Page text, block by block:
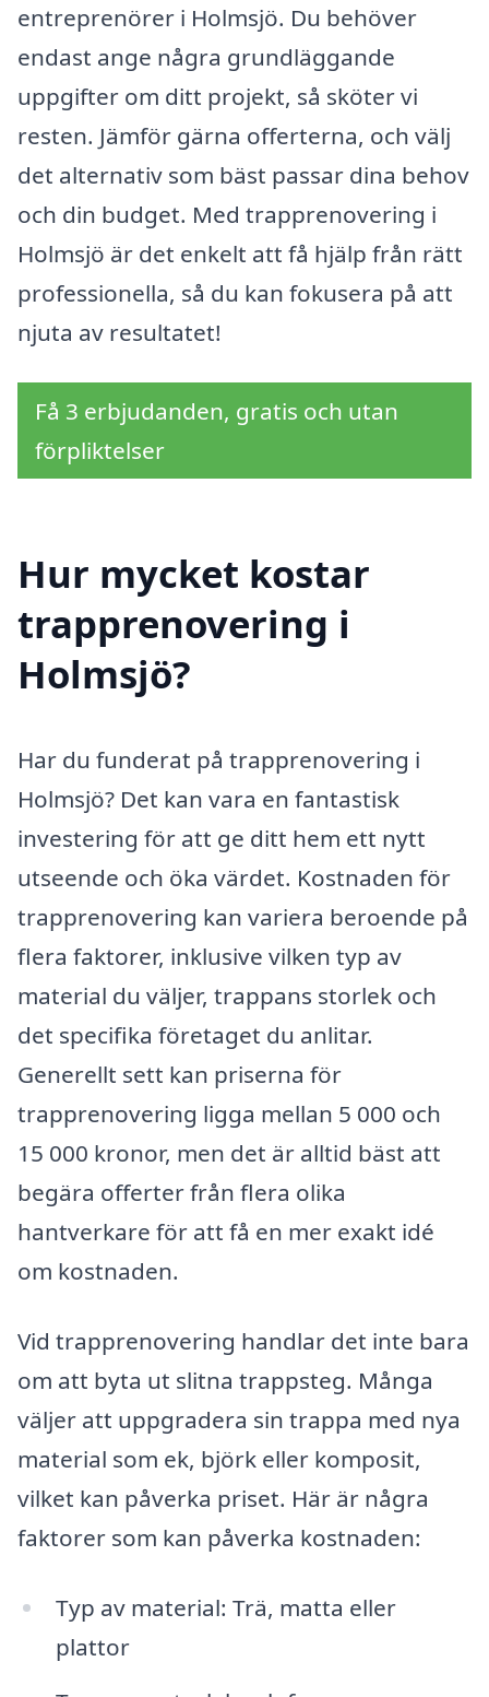
entreprenörer i Holmsjö. Du behöver
endast ange några grundläggande
uppgifter om ditt projekt, så sköter vi
resten. Jämför gärna offerterna, och välj
det alternativ som bäst passar dina behov
och din budget. Med trapprenovering i
Holmsjö är det enkelt att få hjälp från rätt
professionella, så du kan fokusera på att
njuta av resultatet!
Få 3 erbjudanden, gratis och utan
förpliktelser
Hur mycket kostar
trapprenovering i
Holmsjö?
Har du funderat på trapprenovering i
Holmsjö? Det kan vara en fantastisk
investering för att ge ditt hem ett nytt
utseende och öka värdet. Kostnaden för
trapprenovering kan variera beroende på
flera faktorer, inklusive vilken typ av
material du väljer, trappans storlek och
det specifika företaget du anlitar.
Generellt sett kan priserna för
trapprenovering ligga mellan 5 000 och
15 000 kronor, men det är alltid bäst att
begära offerter från flera olika
hantverkare för att få en mer exakt idé
om kostnaden.
Vid trapprenovering handlar det inte bara
om att byta ut slitna trappsteg. Många
väljer att uppgradera sin trappa med nya
material som ek, björk eller komposit,
vilket kan påverka priset. Här är några
faktorer som kan påverka kostnaden:
Typ av material: Trä, matta eller
plattor